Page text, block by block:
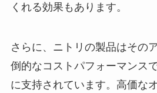
くれる効果もあります。
さらに、ニトリの製品はその
倒的なコストパフォーマンス
に支持されています。高価な